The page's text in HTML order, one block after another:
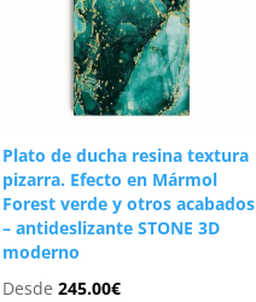
Plato de ducha resina textura
pizarra. Efecto en Mármol
Forest verde y otros acabados
– antideslizante STONE 3D
moderno
Desde245.00€